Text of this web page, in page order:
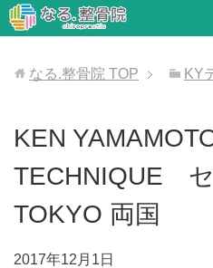
なる.整骨院 TOP KY
KEN
TECHNIQUE
TOKYO 両国
2017年12月1日